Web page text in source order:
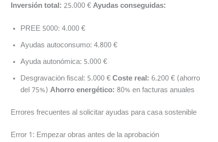
Inversión total: 25.000 €Ayudas conseguidas:
PREE 5000: 4.000 €
Ayudas autoconsumo: 4.800 €
Ayuda autonómica: 5.000 €
Desgravación fiscal: 5.000 €Coste real: 6.200 € (ahorro
del 75%)Ahorro energético: 80% en facturas anuales
Errores frecuentes al solicitar ayudas para casa sostenible
Error 1: Empezar obras antes de la aprobación